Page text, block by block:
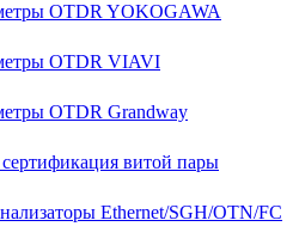
OTDR YOKOGAWA
OTDR VIAVI
OTDR Grandway
витой пары
Ethernet/SGH/OTN/FC